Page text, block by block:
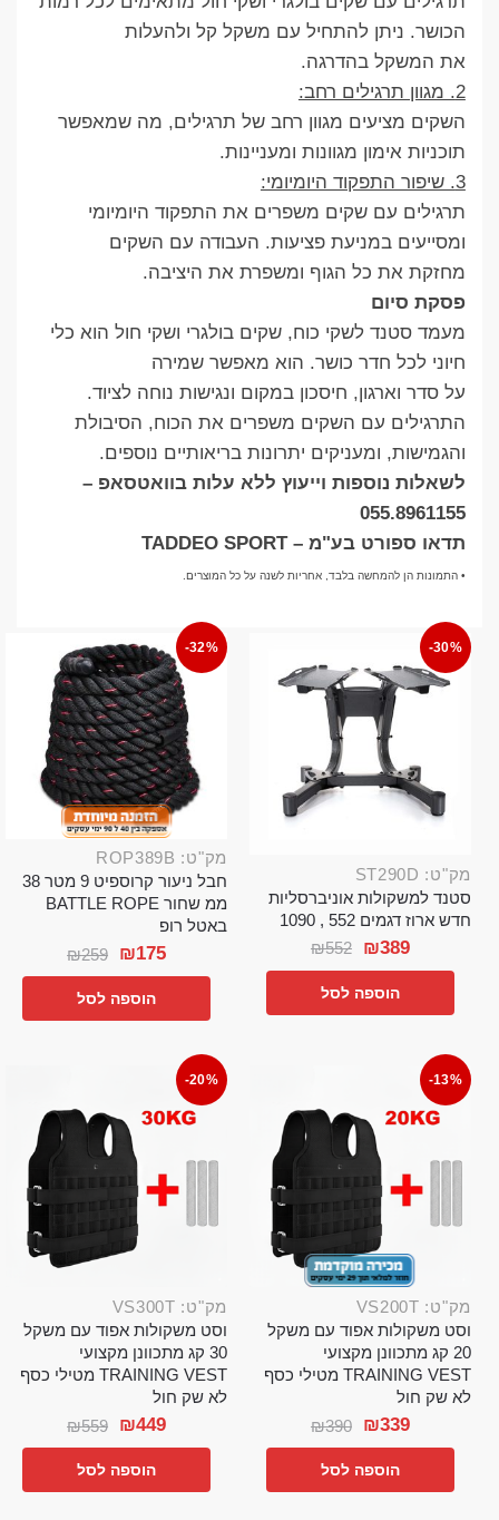
הכושר. ניתן להתחיל עם משקל קל ולהעלות
את המשקל בהדרגה.
2. מגוון תרגילים רחב:
השקים מציעים מגוון רחב של תרגילים, מה שמאפשר
תוכניות אימון מגוונות ומעניינות.
3. שיפור התפקוד היומיומי:
תרגילים עם שקים משפרים את התפקוד היומיומי
ומסייעים במניעת פציעות. העבודה עם השקים
מחזקת את כל הגוף ומשפרת את היציבה.
פסקת סיום
מעמד סטנד לשקי כוח, שקים בולגרי ושקי חול הוא כלי
חיוני לכל חדר כושר. הוא מאפשר שמירה
על סדר וארגון, חיסכון במקום ונגישות נוחה לציוד.
התרגילים עם השקים משפרים את הכוח, הסיבולת
והגמישות, ומעניקים יתרונות בריאותיים נוספים.
לשאלות נוספות וייעוץ ללא עלות בוואטסאפ –
055.8961155
תדאו ספורט בע"מ – TADDEO SPORT
• התמונות הן להמחשה בלבד, אחריות לשנה על כל המוצרים.
-30%
מק"ט: ST290D
סטנד למשקולות אוניברסליות
חדש ארוז דגמים 552 , 1090
₪552 ₪389
הוספה לסל
-32%
מק"ט: ROP389B
חבל ניעור קרוספיט 9 מטר 38
ממ שחור BATTLE ROPE
באטל רופ
₪259 ₪175
הוספה לסל
-13%
מק"ט: VS200T
וסט משקולות אפוד עם משקל
20 קג מתכוונן מקצועי
TRAINING VEST מטילי כסף
לא שק חול
₪390 ₪339
הוספה לסל
-20%
מק"ט: VS300T
וסט משקולות אפוד עם משקל
30 קג מתכוונן מקצועי
TRAINING VEST מטילי כסף
לא שק חול
₪559 ₪449
הוספה לסל